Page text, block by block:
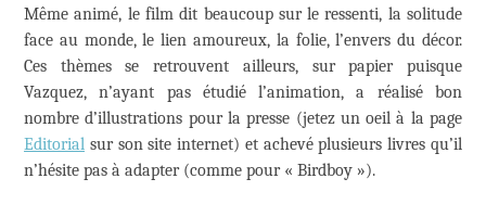
Même animé, le film dit beaucoup sur le ressenti, la solitude
face au monde, le lien amoureux, la folie, l’envers du décor.
Ces thèmes se retrouvent ailleurs, sur papier puisque
Vazquez, n’ayant pas étudié l’animation, a réalisé bon
nombre d’illustrations pour la presse (jetez un oeil à la page
Editorial sur son site internet) et achevé plusieurs livres qu’il
n’hésite pas à adapter (comme pour « Birdboy »).